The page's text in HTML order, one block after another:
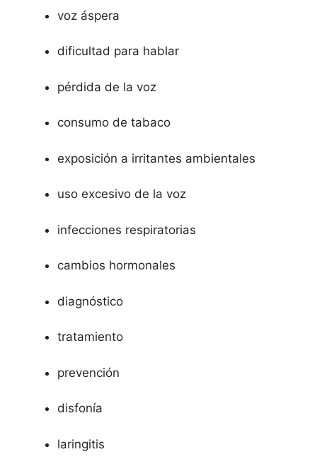
voz áspera
dificultad para hablar
pérdida de la voz
consumo de tabaco
exposición a irritantes ambientales
uso excesivo de la voz
infecciones respiratorias
cambios hormonales
diagnóstico
tratamiento
prevención
disfonía
laringitis